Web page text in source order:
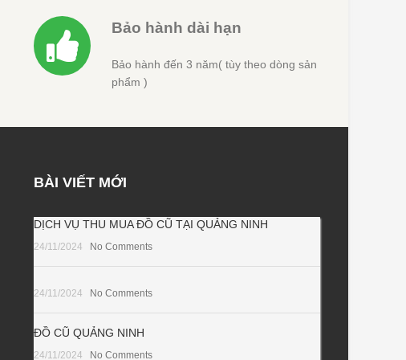
Bảo hành dài hạn
Bảo hành đến 3 năm( tùy theo dòng sản
phẩm )
BÀI VIẾT MỚI
DỊCH VỤ THU MUA ĐỒ CŨ TẠI QUẢNG NINH
24/11/2024 No Comments
24/11/2024 No Comments
ĐỒ CŨ QUẢNG NINH
24/11/2024 No Comments